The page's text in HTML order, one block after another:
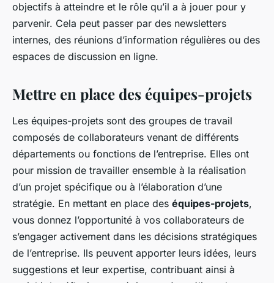
objectifs à atteindre et le rôle qu’il a à jouer pour y
parvenir. Cela peut passer par des newsletters
internes, des réunions d’information régulières ou des
espaces de discussion en ligne.
Mettre en place des équipes-projets
Les équipes-projets sont des groupes de travail
composés de collaborateurs venant de différents
départements ou fonctions de l’entreprise. Elles ont
pour mission de travailler ensemble à la réalisation
d’un projet spécifique ou à l’élaboration d’une
stratégie. En mettant en place des équipes-projets,
vous donnez l’opportunité à vos collaborateurs de
s’engager activement dans les décisions stratégiques
de l’entreprise. Ils peuvent apporter leurs idées, leurs
suggestions et leur expertise, contribuant ainsi à